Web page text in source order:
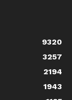
9320
3257
2194
1943